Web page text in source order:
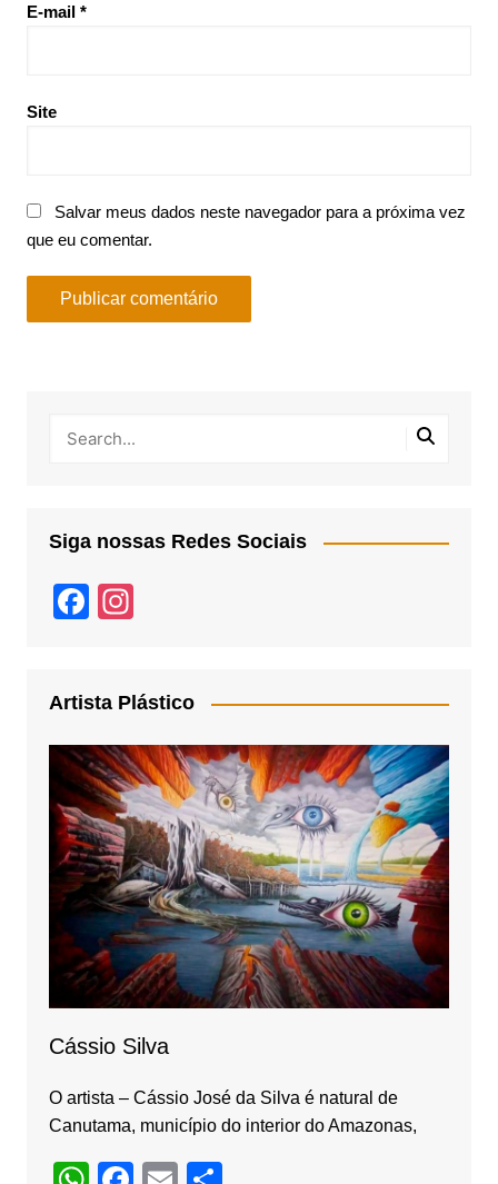
E-mail *
Site
Salvar meus dados neste navegador para a próxima vez
que eu comentar.
Siga nossas Redes Sociais
F
e
b
o
o
k
gr
a
m
Artista Plástico
Cássio Silva
O artista – Cássio José da Silva é natural de
Canutama, município do interior do Amazonas,